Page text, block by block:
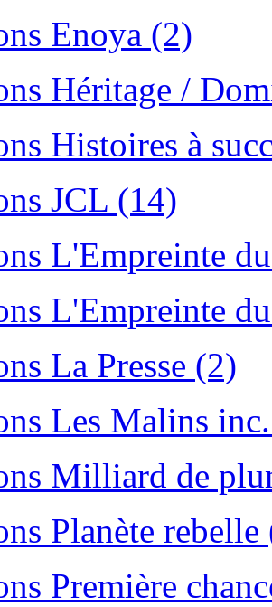
Enoya (2)
Héritage /
Histoires à
JCL (14)
L'Empreinte
L'Empreinte
La Presse (2)
Les Malins
Milliard de
Planète rebelle
Première